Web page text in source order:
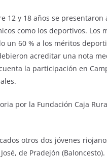
12 y 18 años se
como los deportivos. Los
un 60 % a los méritos
acreditar una nota
la participación en
por la Fundación Caja
otros dos jóvenes
de Pradejón (Baloncesto).